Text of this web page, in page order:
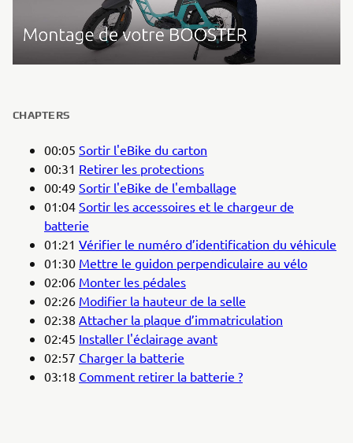
CHAPTERS
00:05 Sortir l'eBike du carton
00:31 Retirer les protections
00:49 Sortir l'eBike de l'emballage
01:04 Sortir les accessoires et le chargeur de
batterie
01:21 Vérifier le numéro d’identification du véhicule
01:30 Mettre le guidon perpendiculaire au vélo
02:06 Monter les pédales
02:26 Modifier la hauteur de la selle
02:38 Attacher la plaque d’immatriculation
02:45 Installer l'éclairage avant
02:57 Charger la batterie
03:18 Comment retirer la batterie ?